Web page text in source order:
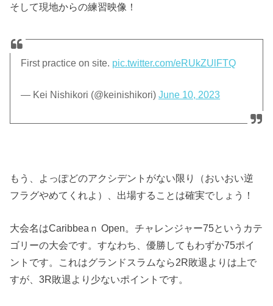
そして現地からの練習映像！
First practice on site. pic.twitter.com/eRUkZUlFTQ
— Kei Nishikori (@keinishikori)June 10, 2023
もう、よっぽどのアクシデントがない限り（おいおい逆
フラグやめてくれよ）、出場することは確実でしょう！
大会名はCaribbeaｎ Open。チャレンジャー75というカテ
ゴリーの大会です。すなわち、優勝してもわずか75ポイ
ントです。これはグランドスラムなら2R敗退よりは上で
すが、3R敗退より少ないポイントです。